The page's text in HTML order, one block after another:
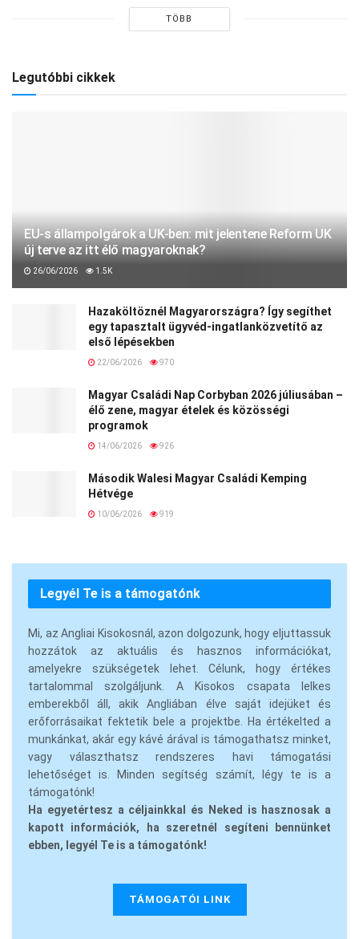
TÖBB
Legutóbbi cikkek
EU-s állampolgárok a UK-ben: mit jelentene Reform UK
új terve az itt élő magyaroknak?
26/06/2026 1.5K
Hazaköltöznél Magyarországra? Így segíthet
egy tapasztalt ügyvéd-ingatlanközvetítő az
első lépésekben
22/06/2026 970
Magyar Családi Nap Corbyban 2026 júliusában –
élő zene, magyar ételek és közösségi
programok
14/06/2026 926
Második Walesi Magyar Családi Kemping
Hétvége
10/06/2026 919
Legyél Te is a támogatónk
Mi, az Angliai Kisokosnál, azon dolgozunk, hogy eljuttassuk
hozzátok az aktuális és hasznos információkat,
amelyekre szükségetek lehet. Célunk, hogy értékes
tartalommal szolgáljunk. A Kisokos csapata lelkes
emberekből áll, akik Angliában élve saját idejüket és
erőforrásaikat fektetik bele a projektbe. Ha értékelted a
munkánkat, akár egy kávé árával is támogathatsz minket,
vagy választhatsz rendszeres havi támogatási
lehetőséget is. Minden segítség számít, légy te is a
támogatónk!
Ha egyetértesz a céljainkkal és Neked is hasznosak a
kapott információk, ha szeretnél segíteni bennünket
ebben, legyél Te is a támogatónk!
TÁMOGATÓI LINK